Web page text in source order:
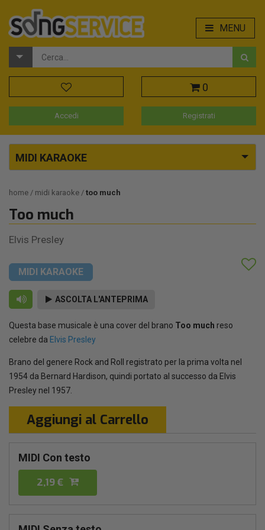
MENU
0
Accedi Registrati
MIDI KARAOKE
home midi karaoke too much
Too much
Elvis Presley
MIDI KARAOKE
ASCOLTA L'ANTEPRIMA
Questa base musicale è una cover del brano Too much reso
celebre da Elvis Presley
Brano del genere Rock and Roll registrato per la prima volta nel
1954 da Bernard Hardison, quindi portato al successo da Elvis
Presley nel 1957.
Aggiungi al Carrello
MIDI Con testo
2,19 €